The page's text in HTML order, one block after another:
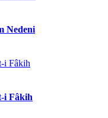
Nedeni
i Fâkih